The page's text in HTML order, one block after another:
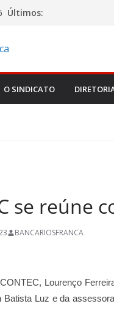
Últimos:
O SINDICATO
se reúne
BANCARIOSFRANCA
Lourenço
Batista Luz e da